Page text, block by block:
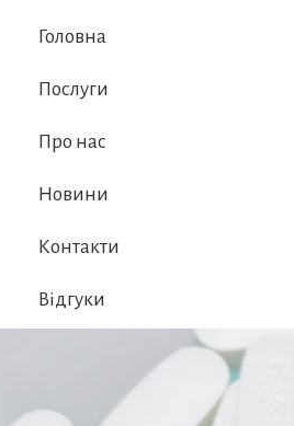
Головна
Послуги
Про нас
Новини
Контакти
Відгуки